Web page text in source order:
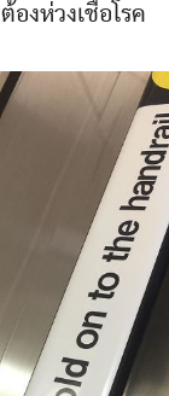
ต้องห่วงเชื้อโรค